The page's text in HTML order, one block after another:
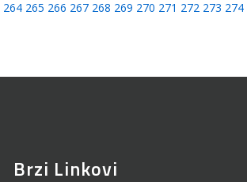
264 265 266 267 268 269 270 271 272 273 274
Brzi Linkovi